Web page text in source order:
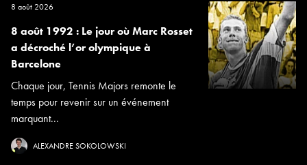
8 août 2026
8 août 1992 : Le jour où Marc Rosset
a décroché l’or olympique à
Barcelone
Chaque jour, Tennis Majors remonte le
temps pour revenir sur un événement
marquant...
ALEXANDRE SOKOLOWSKI